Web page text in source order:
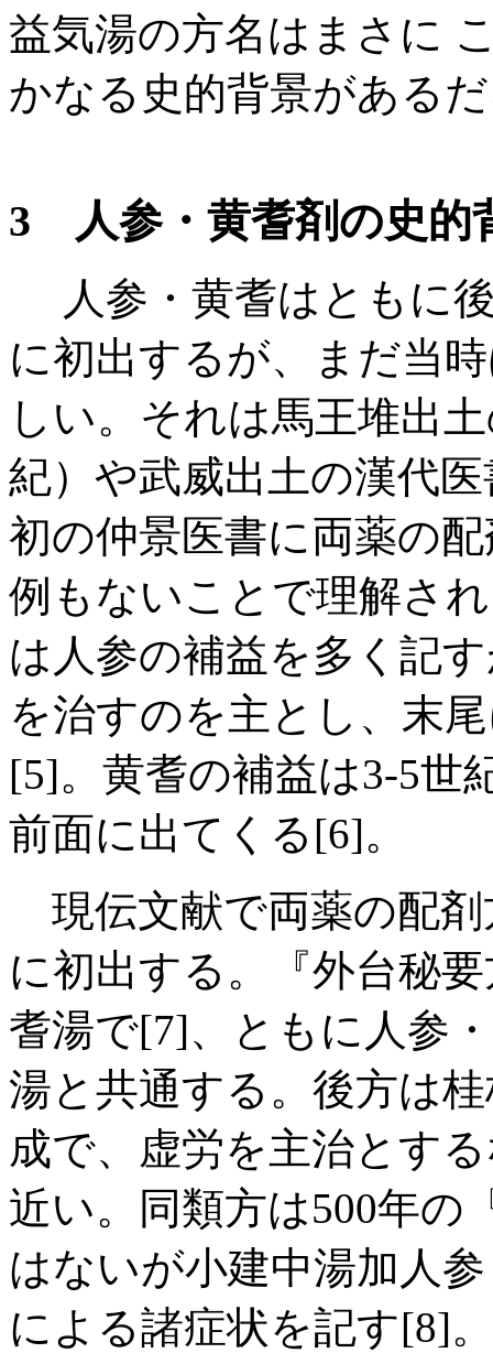
益気湯の方名はまさに
かなる史的背景がある
3 人参・黄耆剤の史的
人参・黄耆はともに
に初出するが、まだ当
しい。それは馬王堆出
紀）や武威出土の漢代
初の仲景医書に両薬の
例もないことで理解さ
は人参の補益を多く記
を治すのを主とし、末
[5]。黄耆の補益は3-5世
前面に出てくる[6]。
現伝文献で両薬の配剤
に初出する。『外台秘
耆湯で[7]、ともに人参
湯と共通する。後方は
成で、虚労を主治とす
近い。同類方は500年の
はないが小建中湯加人
による諸症状を記す[8]